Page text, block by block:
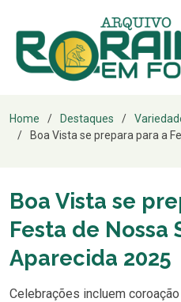
Home Destaques
Boa Vista se prepara para a
Boa Vista se
Festa de Nossa
Aparecida 2025
Celebrações incluem